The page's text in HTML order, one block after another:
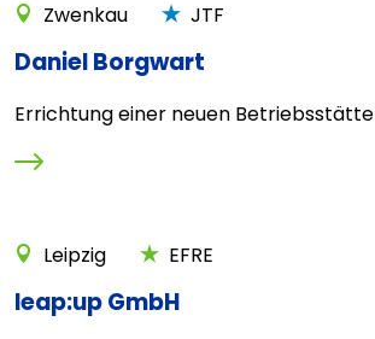
Zwenkau JTF
Daniel Borgwart
Errichtung einer neuen Betriebsstätte
Leipzig EFRE
leap:up GmbH